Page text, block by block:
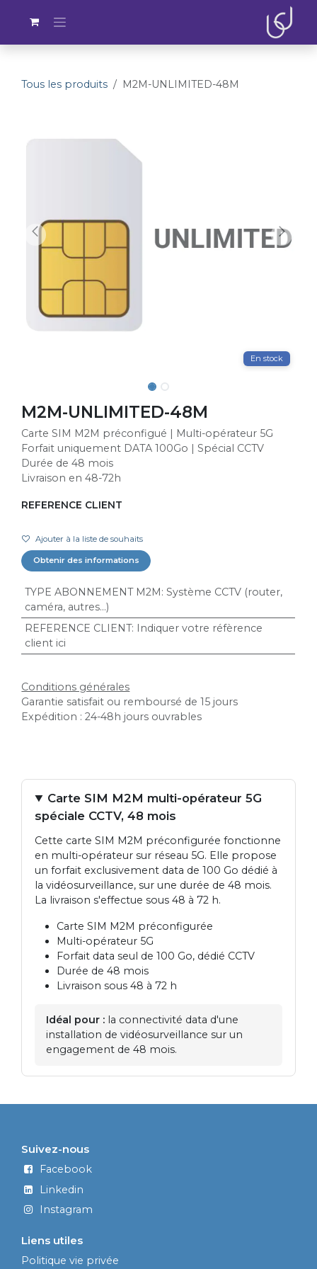
Tous les produits M2M-UNLIMITED-48M
En stock
M2M-UNLIMITED-48M
Carte SIM M2M préconfigué | Multi-opérateur 5G
Forfait uniquement DATA 100Go | Spécial CCTV
Durée de 48 mois
Livraison en 48-72h
REFERENCE CLIENT
Ajouter à la liste de souhaits
Obtenir des informations
TYPE ABONNEMENT M2M: Système CCTV (router,
caméra, autres...)
REFERENCE CLIENT: Indiquer votre réfèrence
client ici
Conditions générales
Garantie satisfait ou remboursé de 15 jours
Expédition : 24-48h jours ouvrables
Carte SIM M2M multi-opérateur 5G
spéciale CCTV, 48 mois
Cette carte SIM M2M préconfigurée fonctionne
en multi-opérateur sur réseau 5G. Elle propose
un forfait exclusivement data de 100 Go dédié à
la vidéosurveillance, sur une durée de 48 mois.
La livraison s'effectue sous 48 à 72 h.
Carte SIM M2M préconfigurée
Multi-opérateur 5G
Forfait data seul de 100 Go, dédié CCTV
Durée de 48 mois
Livraison sous 48 à 72 h
Idéal pour : la connectivité data d'une
installation de vidéosurveillance sur un
engagement de 48 mois.
Liens utiles
Politique vie privée
Suivez-nous
Facebook
Linkedin
Instagram